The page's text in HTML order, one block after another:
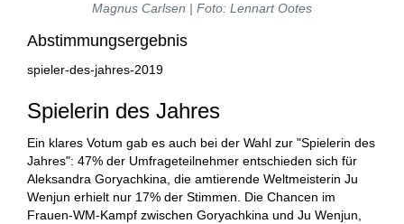
Magnus Carlsen | Foto: Lennart Ootes
Abstimmungsergebnis
spieler-des-jahres-2019
Spielerin des Jahres
Ein klares Votum gab es auch bei der Wahl zur "Spielerin des
Jahres": 47% der Umfrageteilnehmer entschieden sich für
Aleksandra Goryachkina, die amtierende Weltmeisterin Ju
Wenjun erhielt nur 17% der Stimmen. Die Chancen im
Frauen-WM-Kampf zwischen Goryachkina und Ju Wenjun,